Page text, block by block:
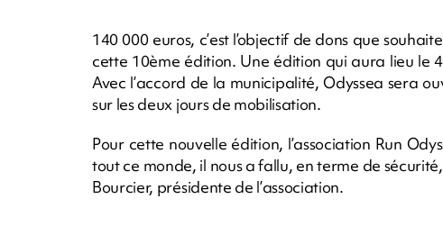
140 000 euros, c’est l’objectif de dons que
cette 10ème édition. Une édition qui aura lieu le
Avec l’accord de la municipalité, Odyssea sera
sur les deux jours de mobilisation.
Pour cette nouvelle édition, l’association Run
tout ce monde, il nous a fallu, en terme de
Bourcier, présidente de l’association.